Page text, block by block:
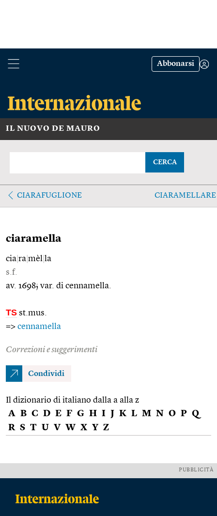
Abbonarsi
IL NUOVO DE MAURO
CERCA
CIARAFUGLIONE CIARAMELLARE
ciaramella
cia ra mèl la
s.f.
av. 1698; var. di cennamella.
TS st.mus.
=> cennamella
Correzioni e suggerimenti
Condividi
Il dizionario di italiano dalla a alla z
A B C D E F G H I J K L M N O P Q
R S T U V W X Y Z
PUBBLICITÀ